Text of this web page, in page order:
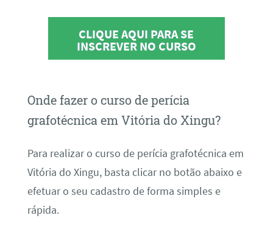
CLIQUE AQUI PARA SE
INSCREVER NO CURSO
Onde fazer o curso de perícia
grafotécnica em Vitória do Xingu?
Para realizar o curso de perícia grafotécnica em
Vitória do Xingu, basta clicar no botão abaixo e
efetuar o seu cadastro de forma simples e
rápida.